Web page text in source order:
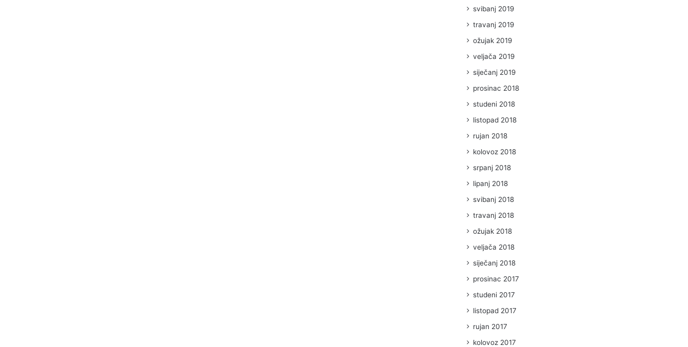
svibanj 2019
travanj 2019
ožujak 2019
veljača 2019
siječanj 2019
prosinac 2018
studeni 2018
listopad 2018
rujan 2018
kolovoz 2018
srpanj 2018
lipanj 2018
svibanj 2018
travanj 2018
ožujak 2018
veljača 2018
siječanj 2018
prosinac 2017
studeni 2017
listopad 2017
rujan 2017
kolovoz 2017